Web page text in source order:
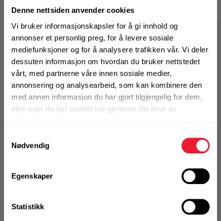
Denne nettsiden anvender cookies
Vi bruker informasjonskapsler for å gi innhold og
annonser et personlig preg, for å levere sosiale
mediefunksjoner og for å analysere trafikken vår. Vi deler
dessuten informasjon om hvordan du bruker nettstedet
vårt, med partnerne våre innen sosiale medier,
annonsering og analysearbeid, som kan kombinere den
med annen informasjon du har gjort tilgjengelig for dem,
eller som de har samlet inn gjennom din bruk av
Nødvendig
Egenskaper
Statistikk
Logg inn eller
registrer deg for å
se din avtalepris
KJØP
Handleliste